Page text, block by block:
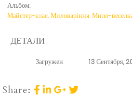
Альбом:
Майстер-клас. Миловаріння. Мило-
ДЕТАЛИ
Загружен 13 Сентября,
Share: